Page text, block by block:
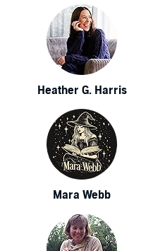
Heather G. Harris
Mara Webb